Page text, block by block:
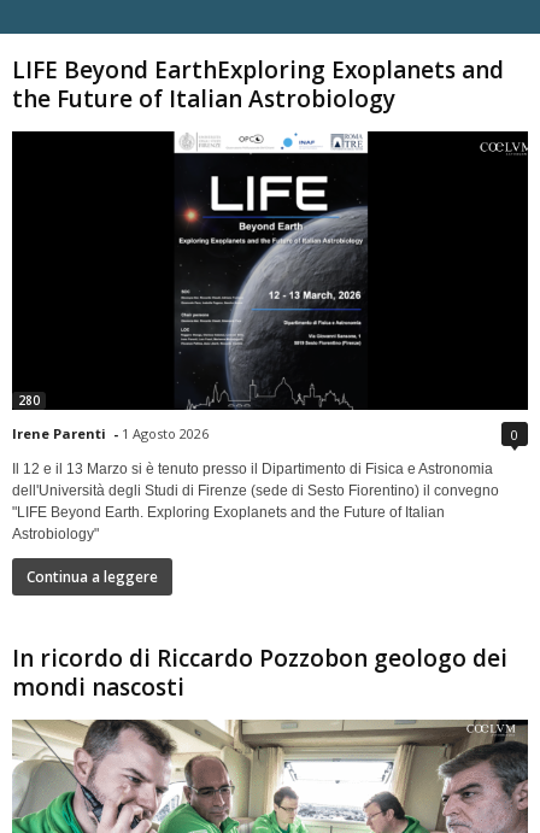
LIFE Beyond EarthExploring Exoplanets and
the Future of Italian Astrobiology
280
Irene Parenti - 1 Agosto 2026 0
Il 12 e il 13 Marzo si è tenuto presso il Dipartimento di Fisica e Astronomia
dell'Università degli Studi di Firenze (sede di Sesto Fiorentino) il convegno
"LIFE Beyond Earth. Exploring Exoplanets and the Future of Italian
Astrobiology"
Continua a leggere
In ricordo di Riccardo Pozzobon geologo dei
mondi nascosti